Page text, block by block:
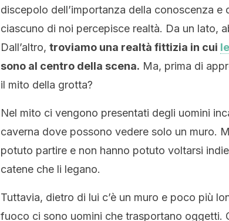
discepolo dell’importanza della conoscenza e
ciascuno di noi percepisce realtà. Da un lato,
Dall’altro, troviamo una realtà fittizia in cui
sono al centro della scena. Ma, prima di
il mito della grotta?
Nel mito ci vengono presentati degli uomini
caverna dove possono vedere solo un muro.
potuto partire e non hanno potuto voltarsi
catene che li legano.
Tuttavia, dietro di lui c’è un muro e poco più
fuoco ci sono uomini che trasportano oggetti.